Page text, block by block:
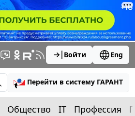
Войти Eng
Перейти в систему ГАРАНТ
Общество IT Профессия